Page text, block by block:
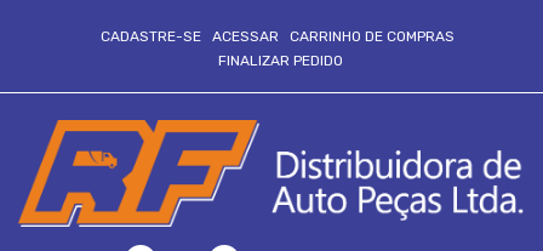
CADASTRE-SE ACESSAR
CARRINHO DE COMPRAS
FINALIZAR PEDIDO